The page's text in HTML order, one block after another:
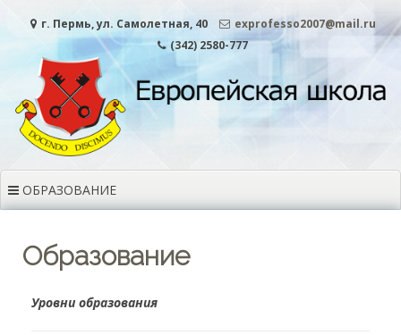
г. Пермь, ул. Самолетная, 40
exprofesso2007@mail.ru
(342) 2580-777
ОБРАЗОВАНИЕ
Образование
Уровни образования